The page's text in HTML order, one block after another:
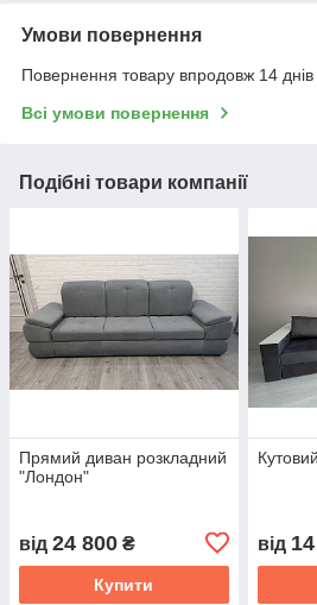
Умови повернення
Повернення товару впродовж 14
Всі умови повернення
Подібні товари компанії
Прямий диван розкладний
"Лондон"
від 24 800 ₴
Купити
від